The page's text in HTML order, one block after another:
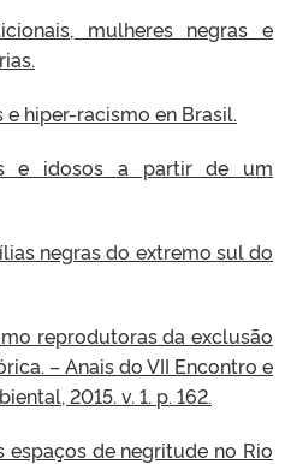
mulheres negras e
hiper-racismo en Brasil.
e idosos a partir de um
negras do extremo sul do
reprodutoras da exclusão
– Anais do VII Encontro e
2015. v. 1. p. 162.
espaços de negritude no Rio